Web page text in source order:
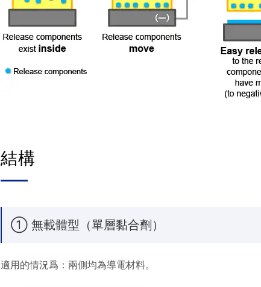
結構
① 無載體型（單層黏合劑）
適用的情況爲：兩側均為導電材料。